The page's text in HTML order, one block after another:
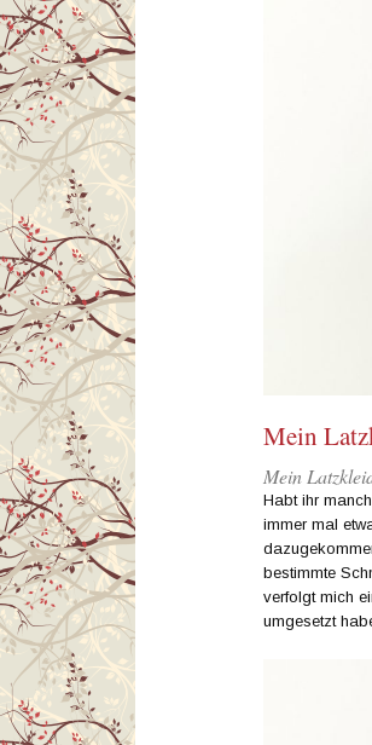
Mein
Mein
Habt ihr
immer mal
bestimmte
verfolgt mich
umgesetzt